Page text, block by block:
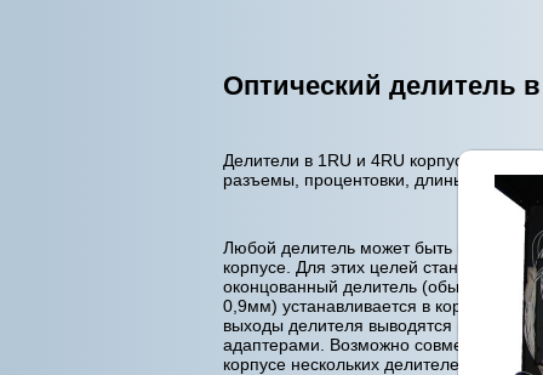
Оптический делитель
Делители в 1RU и 4RU корпусах,
разъемы, процентовки, длины.
Любой делитель может быть
корпусе. Для этих целей стандартный,
оконцованный делитель (обычно
0,9мм) устанавливается в корпус.
выходы делителя выводятся на панель
адаптерами. Возможно совмещение в 1
корпусе нескольких делителей.